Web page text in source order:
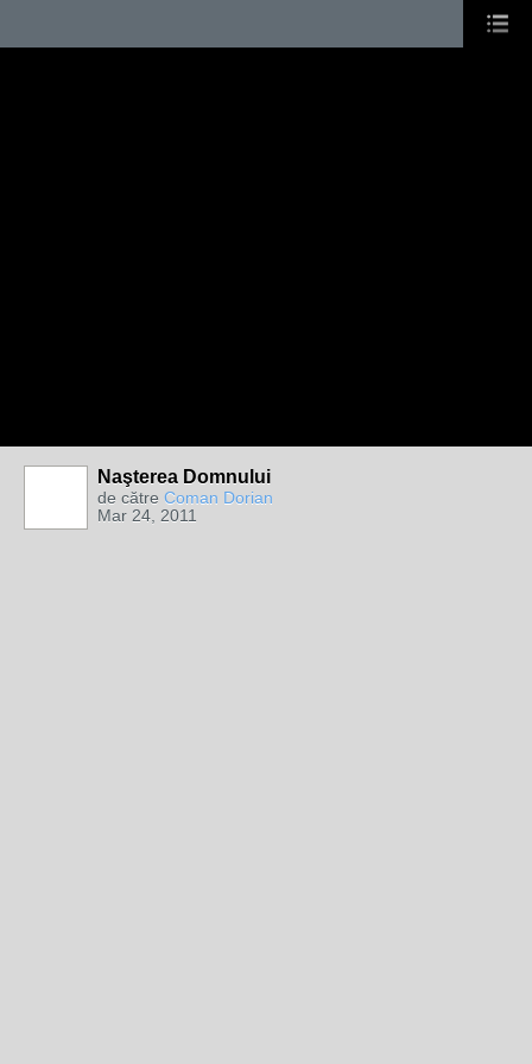
Naşterea Domnului
de către Coman Dorian
Mar 24, 2011